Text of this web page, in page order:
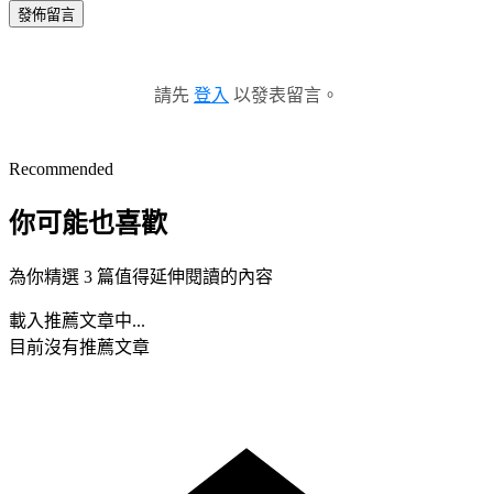
發佈留言
請先 登入 以發表留言。
Recommended
你可能也喜歡
為你精選 3 篇值得延伸閱讀的內容
載入推薦文章中...
目前沒有推薦文章